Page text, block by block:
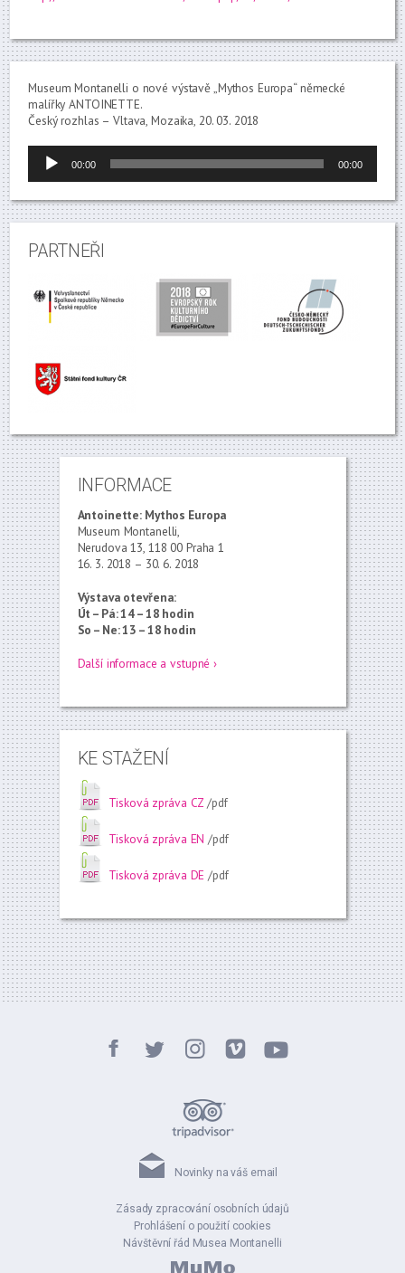
Museum Montanelli o nové výstavě „Mythos Europa“ německé
malířky ANTOINETTE.
Český rozhlas – Vltava, Mozaika, 20. 03. 2018
Audio
přehrávač00:00 00:00
PARTNEŘI
INFORMACE
Antoinette: Mythos Europa
Museum Montanelli,
Nerudova 13, 118 00 Praha 1
16. 3. 2018 – 30. 6. 2018
Výstava otevřena:
Út – Pá: 14 – 18 hodin
So – Ne: 13 – 18 hodin
Další informace a vstupné ›
KE STAŽENÍ
Tisková zpráva CZ/pdf
Tisková zpráva EN/pdf
Tisková zpráva DE/pdf
Novinky na váš email
Zásady zpracování osobních údajů
Prohlášení o použití cookies
Návštěvní řád Musea Montanelli